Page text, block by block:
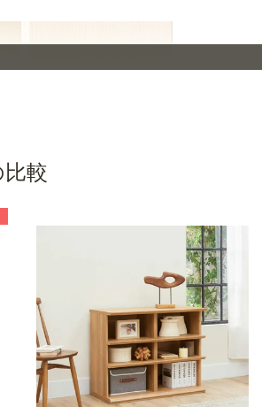
木をよける加工
とラックの間に隙間があかないよう、巾木をよ
るための加工がされています。
較